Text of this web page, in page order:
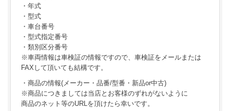
・年式
・型式
・車台番号
・型式指定番号
・類別区分番号
※車両情報は車検証の情報ですので、車検証をメールまたは
FAXして頂いても結構です。
・商品の情報(メーカー・品番/型番・新品or中古)
※商品につきましては当店とお客様のずれがないように
商品のネット等のURLを頂けたら幸いです。